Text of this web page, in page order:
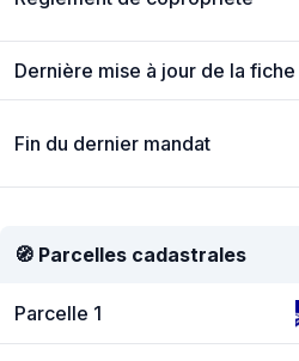
Dernière mise à jour de la fiche
Fin du dernier mandat
🧭 Parcelles cadastrales
Parcelle 1